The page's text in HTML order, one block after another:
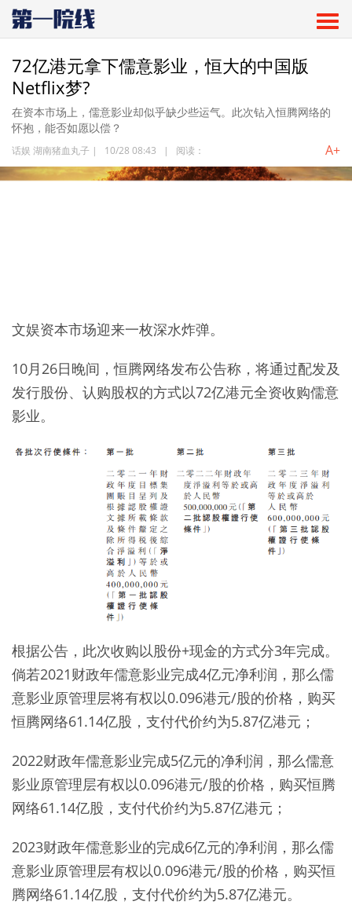
72亿港元拿下儒意影业，恒大的中国版
Netflix梦?
在资本市场上，儒意影业却似乎缺少些运气。此次钻入恒腾网络的
怀抱，能否如愿以偿？
话娱 湖南猪血丸子 | 10/28 08:43 | 阅读： A+
文娱资本市场迎来一枚深水炸弹。
10月26日晚间，恒腾网络发布公告称，将通过配发及
发行股份、认购股权的方式以72亿港元全资收购儒意
影业。
根据公告，此次收购以股份+现金的方式分3年完成。
倘若2021财政年儒意影业完成4亿元净利润，那么儒
意影业原管理层将有权以0.096港元/股的价格，购买
恒腾网络61.14亿股，支付代价约为5.87亿港元；
2022财政年儒意影业完成5亿元的净利润，那么儒意
影业原管理层有权以0.096港元/股的价格，购买恒腾
网络61.14亿股，支付代价约为5.87亿港元；
2023财政年儒意影业的完成6亿元的净利润，那么儒
意影业原管理层有权以0.096港元/股的价格，购买恒
腾网络61.14亿股，支付代价约为5.87亿港元。